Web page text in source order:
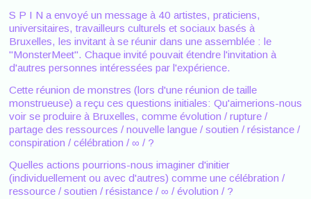
S P I N a envoyé un message à 40 artistes, praticiens,
universitaires, travailleurs culturels et sociaux basés à
Bruxelles, les invitant à se réunir dans une assemblée : le
"MonsterMeet". Chaque invité pouvait étendre l'invitation à
d'autres personnes intéressées par l'expérience.
Cette réunion de monstres (lors d'une réunion de taille
monstrueuse) a reçu ces questions initiales: Qu'aimerions-nous
voir se produire à Bruxelles, comme évolution / rupture /
partage des ressources / nouvelle langue / soutien / résistance /
conspiration / célébration / ∞ / ?
Quelles actions pourrions-nous imaginer d'initier
(individuellement ou avec d'autres) comme une célébration /
ressource / soutien / résistance / ∞ / évolution / ?